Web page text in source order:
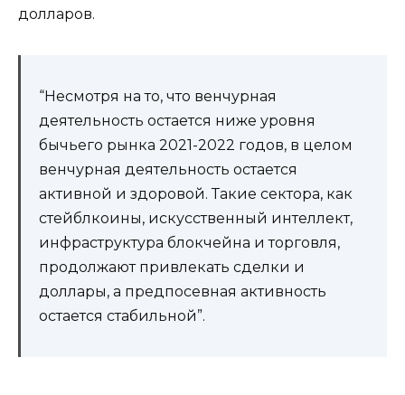
долларов.
“Несмотря на то, что венчурная
деятельность остается ниже уровня
бычьего рынка 2021-2022 годов, в целом
венчурная деятельность остается
активной и здоровой. Такие сектора, как
стейблкоины, искусственный интеллект,
инфраструктура блокчейна и торговля,
продолжают привлекать сделки и
доллары, а предпосевная активность
остается стабильной”.